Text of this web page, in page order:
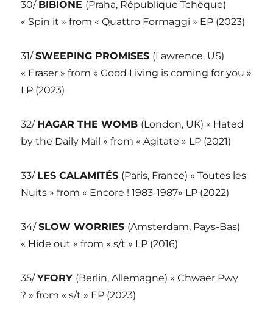
30/ BIBIONE (Praha, République Tchèque)
« Spin it » from « Quattro Formaggi » EP (2023)
31/SWEEPING PROMISES (Lawrence, US)
« Eraser » from « Good Living is coming for you »
LP (2023)
32/ HAGAR THE WOMB (London, UK) « Hated
by the Daily Mail » from « Agitate » LP (2021)
33/ LES CALAMITÉS (Paris, France) « Toutes les
Nuits » from « Encore ! 1983-1987» LP (2022)
34/SLOW WORRIES (Amsterdam, Pays-Bas)
« Hide out » from « s/t » LP (2016)
35/YFORY (Berlin, Allemagne) « Chwaer Pwy
? » from « s/t » EP (2023)